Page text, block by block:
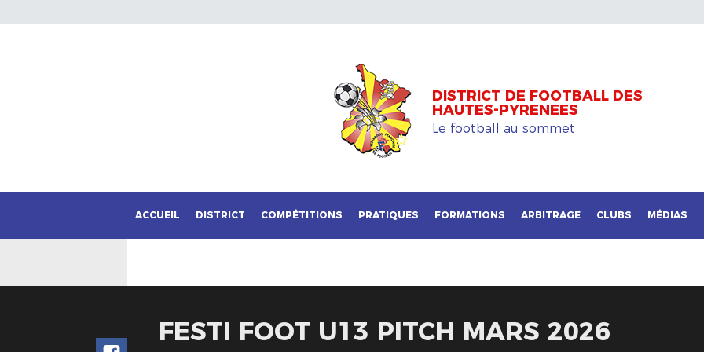
DISTRICT DE FOOTBALL DES
HAUTES-PYRENEES
Le football au sommet
ACCUEIL DISTRICT COMPÉTITIONS PRATIQUES FORMATIONS ARBITRAGE CLUBS MÉDIAS
FESTI FOOT U13 PITCH MARS 2026